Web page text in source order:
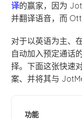
译的赢家，因为
并翻译语音，而
对于以英语为主、
自动加入预定通话
择。下面这张快速
案、并将其与